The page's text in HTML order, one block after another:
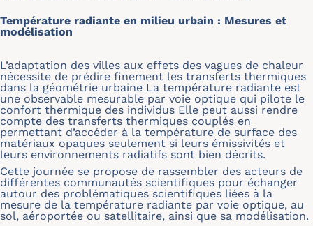
Température radiante en milieu urbain : Mesures et
modélisation
L’adaptation des villes aux effets des vagues de chaleur
nécessite de prédire finement les transferts thermiques
dans la géométrie urbaine La température radiante est
une observable mesurable par voie optique qui pilote le
confort thermique des individus Elle peut aussi rendre
compte des transferts thermiques couplés en
permettant d’accéder à la température de surface des
matériaux opaques seulement si leurs émissivités et
leurs environnements radiatifs sont bien décrits.
Cette journée se propose de rassembler des acteurs de
différentes communautés scientifiques pour échanger
autour des problématiques scientifiques liées à la
mesure de la température radiante par voie optique, au
sol, aéroportée ou satellitaire, ainsi que sa modélisation.